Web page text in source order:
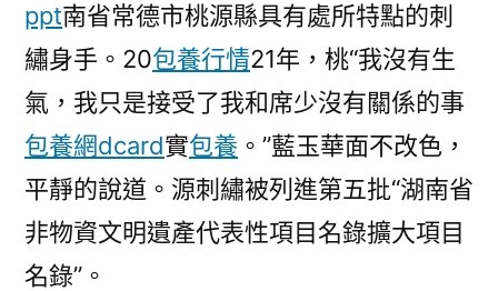
娘
肖
瑤：
用
芳
煥
新
ppt南省常德市桃源縣具有處所特點的刺
繡身手。20包養行情21年，桃“我沒有生
氣，我只是接受了我和席少沒有關係的事
包養網dcard實包養 。”藍玉華面不改色，
平靜的說道。源刺繡被列進第五批“湖南省
非物資文明遺產代表性項目名錄擴大項目
名錄”。